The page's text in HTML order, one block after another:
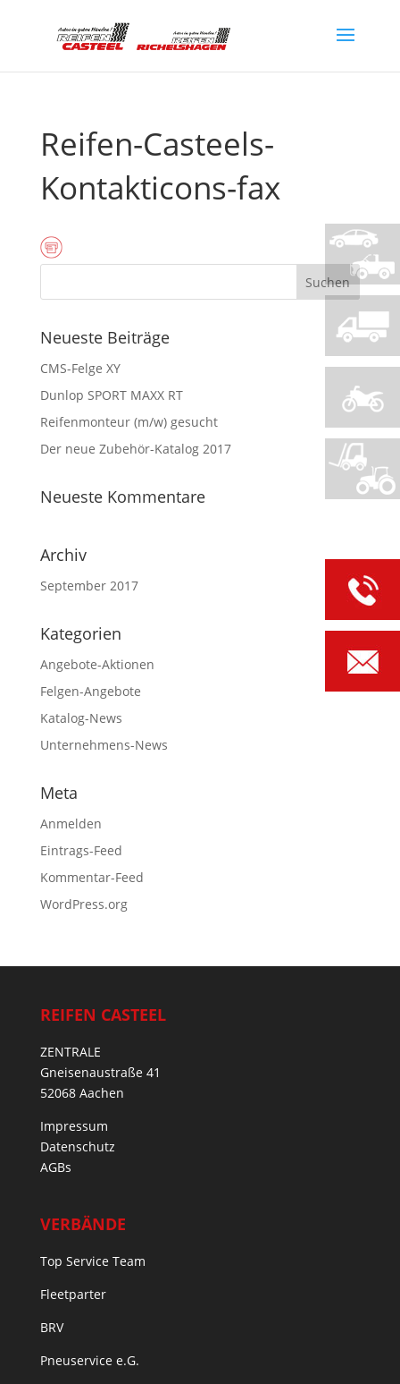
Reifen-Casteels-
Kontakticons-fax
Neueste Beiträge
CMS-Felge XY
Dunlop SPORT MAXX RT
Reifenmonteur (m/w) gesucht
Der neue Zubehör-Katalog 2017
Neueste Kommentare
Archiv
September 2017
Kategorien
Angebote-Aktionen
Felgen-Angebote
Katalog-News
Unternehmens-News
Meta
Anmelden
Eintrags-Feed
Kommentar-Feed
WordPress.org
REIFEN CASTEEL
ZENTRALE
Gneisenaustraße 41
52068 Aachen
Impressum
Datenschutz
AGBs
VERBÄNDE
Top Service Team
Fleetparter
BRV
Pneuservice e.G.